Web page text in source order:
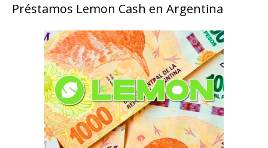
Préstamos Lemon Cash en Argentina